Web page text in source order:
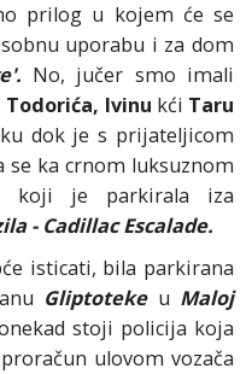
prilog u kojem će se
uporabu i za dom
No, jučer smo imali
Todorića, Ivinu kći Taru
dok je s prijateljicom
ka crnom luksuznom
koji je parkirala iza
- Cadillac Escalade.
isticati, bila parkirana
Gliptoteke u Maloj
stoji policija koja
ulovom vozača